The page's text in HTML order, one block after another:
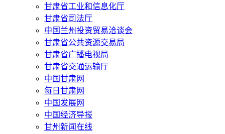
甘肃省工业和信息化厅
甘肃省司法厅
中国兰州投资贸易洽谈会
甘肃省公共资源交易局
甘肃省广播电视局
甘肃省交通运输厅
中国甘肃网
每日甘肃网
中国发展网
中国经济导报
甘州新闻在线